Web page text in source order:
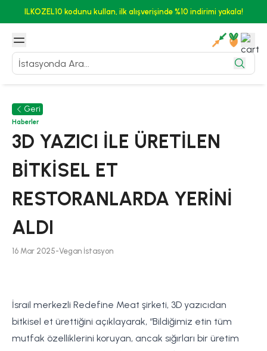
ILKOZEL10 kodunu kullan, ilk alışverişinde %10 indirimi yakala!
Geri
Haberler
3D YAZICI İLE ÜRETİLEN
BİTKİSEL ET
RESTORANLARDA YERİNİ
ALDI
16 Mar 2025-Vegan İstasyon
İsrail merkezli Redefine Meat şirketi, 3D yazıcıdan
bitkisel et ürettiğini açıklayarak, “Bildiğimiz etin tüm
mutfak özelliklerini koruyan, ancak sığırları bir üretim